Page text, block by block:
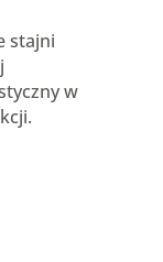
stajni
w